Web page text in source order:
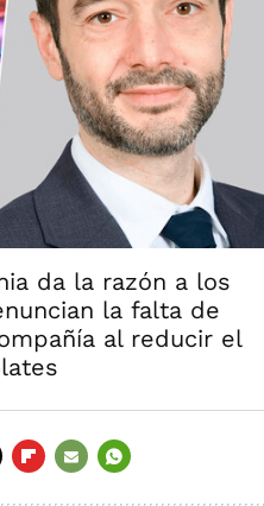
da la razón a los
la falta de
al reducir el